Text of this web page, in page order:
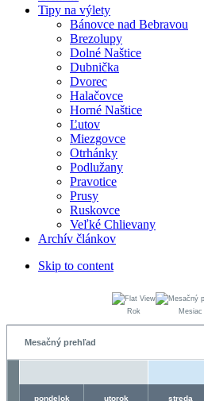
Tipy na výlety
Bánovce nad Bebravou
Brezolupy
Dolné Naštice
Dubnička
Dvorec
Halačovce
Horné Naštice
Ľutov
Miezgovce
Otrhánky
Podlužany
Pravotice
Prusy
Ruskovce
Veľké Chlievany
Archív článkov
Skip to content
Rok Mesiac
Mesačný prehľad
pondelok utorok streda